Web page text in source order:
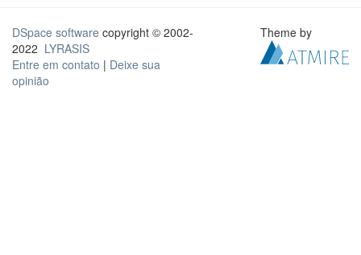
DSpace software copyright © 2002-
2022 LYRASIS
Entre em contato | Deixe sua
opinião
Theme by